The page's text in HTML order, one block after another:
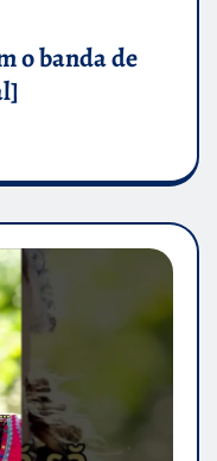
o banda de